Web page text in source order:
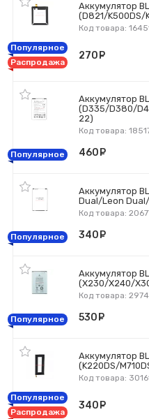
Аккумулятор
(D821/K500DS/
Код товара:
Популярное
Распродажа
270
Аккумулятор
(D335/D380/
22)
Код товара:
Популярное 460
Аккумулятор
Dual/Leon
Код товара:
Популярное 340
Аккумулятор
(X230/X240/
Код товара:
Популярное 530
Аккумулятор
(K220DS/
Код товара:
Популярное
Распродажа
340